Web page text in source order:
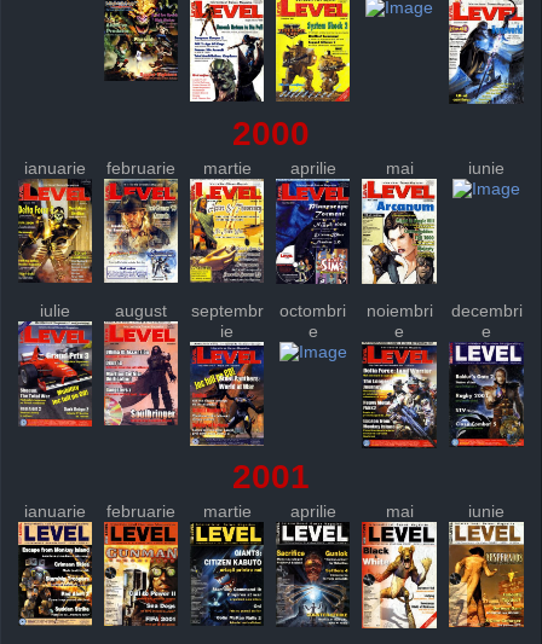
2000
ianuarie februarie martie aprilie mai iunie
iulie august
septembr
ie
octombri
e
noiembri
e
decembri
e
2001
ianuarie februarie martie aprilie mai iunie